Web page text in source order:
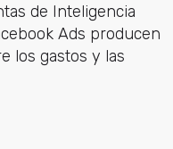
de Inteligencia
Ads producen
los gastos y las